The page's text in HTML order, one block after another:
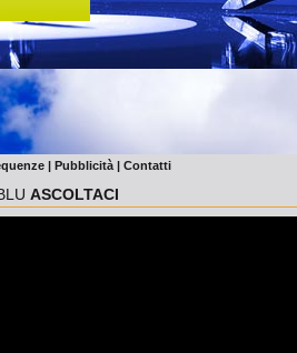
| Pubblicità | Contatti
ASCOLTACI